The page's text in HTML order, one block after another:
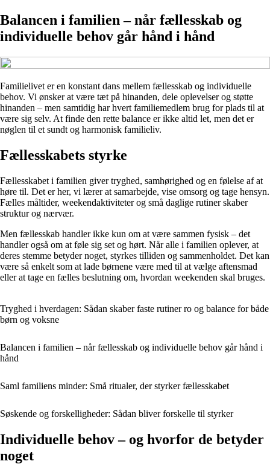
Balancen i familien – når fællesskab og
individuelle behov går hånd i hånd
Familielivet er en konstant dans mellem fællesskab og individuelle
behov. Vi ønsker at være tæt på hinanden, dele oplevelser og støtte
hinanden – men samtidig har hvert familiemedlem brug for plads til at
være sig selv. At finde den rette balance er ikke altid let, men det er
nøglen til et sundt og harmonisk familieliv.
Fællesskabets styrke
Fællesskabet i familien giver tryghed, samhørighed og en følelse af at
høre til. Det er her, vi lærer at samarbejde, vise omsorg og tage hensyn.
Fælles måltider, weekendaktiviteter og små daglige rutiner skaber
struktur og nærvær.
Men fællesskab handler ikke kun om at være sammen fysisk – det
handler også om at føle sig set og hørt. Når alle i familien oplever, at
deres stemme betyder noget, styrkes tilliden og sammenholdet. Det kan
være så enkelt som at lade børnene være med til at vælge aftensmad
eller at tage en fælles beslutning om, hvordan weekenden skal bruges.
Tryghed i hverdagen: Sådan skaber faste rutiner ro og balance for både
børn og voksne
Balancen i familien – når fællesskab og individuelle behov går hånd i
hånd
Saml familiens minder: Små ritualer, der styrker fællesskabet
Søskende og forskelligheder: Sådan bliver forskelle til styrker
Individuelle behov – og hvorfor de betyder
noget